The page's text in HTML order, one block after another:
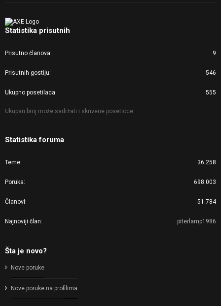
Statistika prisutnih
Prisutno članova 9
Prisutnih gostiju 546
Ukupno posetilaca 555
Ukupan broj može sadržati i skrivene posetioce.
Statistika foruma
Teme 36.258
Poruka 698.003
Članovi 51.784
Najnoviji član piterlamp1986
Šta je novo?
Nove poruke
Nove poruke na profilima